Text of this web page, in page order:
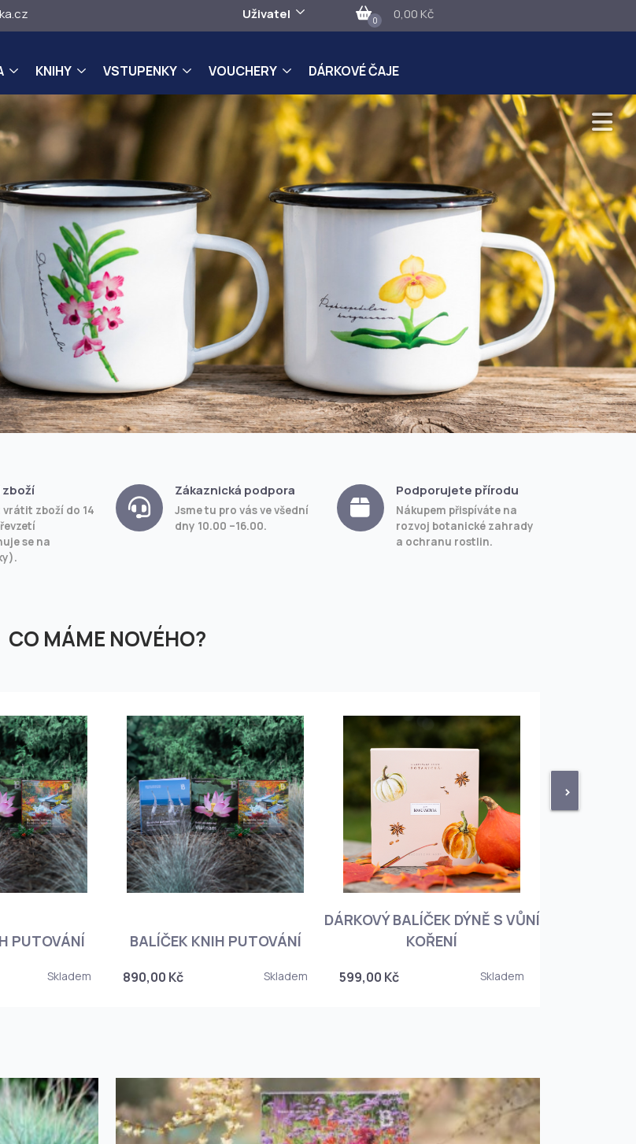
Uživatel 0 0,00 Kč
KNIHY VSTUPENKY VOUCHERY DÁRKOVÉ ČAJE
vrátit zboží do 14
se na
Zákaznická podpora
Jsme tu pro vás ve všední
dny 10.00 –16.00.
Podporujete přírodu
Nákupem přispíváte na
rozvoj botanické zahrady
a ochranu rostlin.
CO MÁME NOVÉHO?
>
PUTOVÁNÍ
Skladem
BALÍČEK KNIH PUTOVÁNÍ
890,00 Kč Skladem
DÁRKOVÝ BALÍČEK DÝNĚ S VŮNÍ
KOŘENÍ
599,00 Kč Skladem